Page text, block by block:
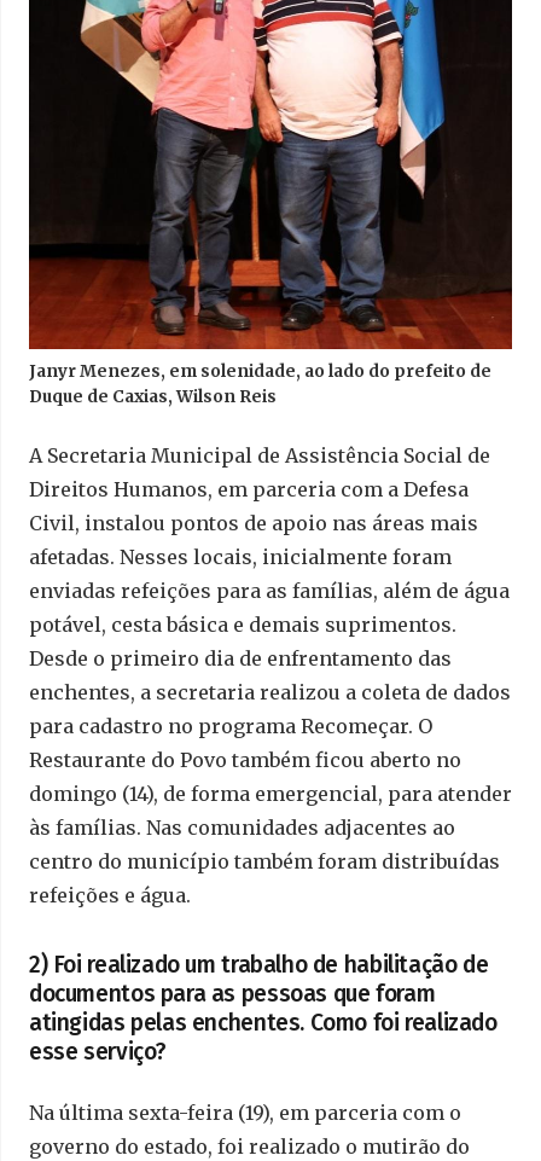
Janyr Menezes, em solenidade, ao lado do prefeito de
Duque de Caxias, Wilson Reis
A Secretaria Municipal de Assistência Social de
Direitos Humanos, em parceria com a Defesa
Civil, instalou pontos de apoio nas áreas mais
afetadas. Nesses locais, inicialmente foram
enviadas refeições para as famílias, além de água
potável, cesta básica e demais suprimentos.
Desde o primeiro dia de enfrentamento das
enchentes, a secretaria realizou a coleta de dados
para cadastro no programa Recomeçar. O
Restaurante do Povo também ficou aberto no
domingo (14), de forma emergencial, para atender
às famílias. Nas comunidades adjacentes ao
centro do município também foram distribuídas
refeições e água.
2) Foi realizado um trabalho de habilitação de
documentos para as pessoas que foram
atingidas pelas enchentes. Como foi realizado
esse serviço?
Na última sexta-feira (19), em parceria com o
governo do estado, foi realizado o mutirão do